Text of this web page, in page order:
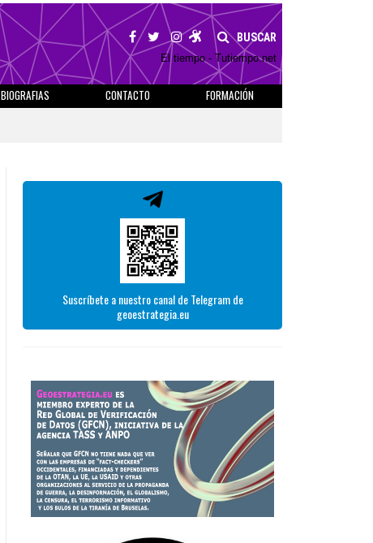
BUSCAR
El tiempo - Tutiempo.net
BIOGRAFIAS CONTACTO
FORMACIÓN
Suscríbete a nuestro canal de Telegram de
geoestrategia.eu